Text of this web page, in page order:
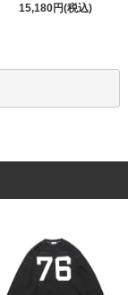
15,180円(税込)